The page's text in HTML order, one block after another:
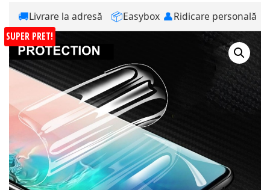
🚚Livrare la adresă 📦Easybox 👤Ridicare personală
SUPER PRET!